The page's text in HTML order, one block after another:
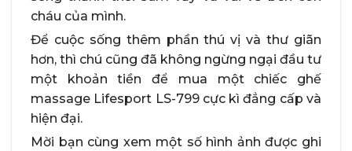
cháu của mình.
Để cuộc sống thêm phần thú vị và thư giãn
hơn, thì chú cũng đã không ngừng ngại đầu tư
một khoản tiền để mua một chiếc ghế
massage Lifesport LS-799 cực kì đẳng cấp và
hiện đại.
Mời bạn cùng xem một số hình ảnh được ghi